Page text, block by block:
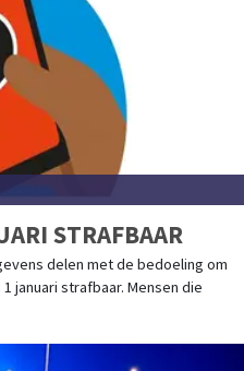
STRAFBAAR
delen met de bedoeling om
januari strafbaar. Mensen die